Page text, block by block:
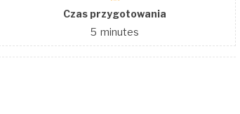
Czas przygotowania
5 minutes